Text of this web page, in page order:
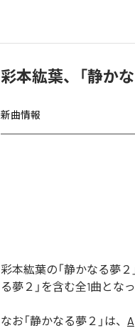
彩本紘葉、「静か
新曲情報
彩本紘葉の「静かなる夢
る夢２」を含む全1曲とな
なお「静かなる夢２ 」は、